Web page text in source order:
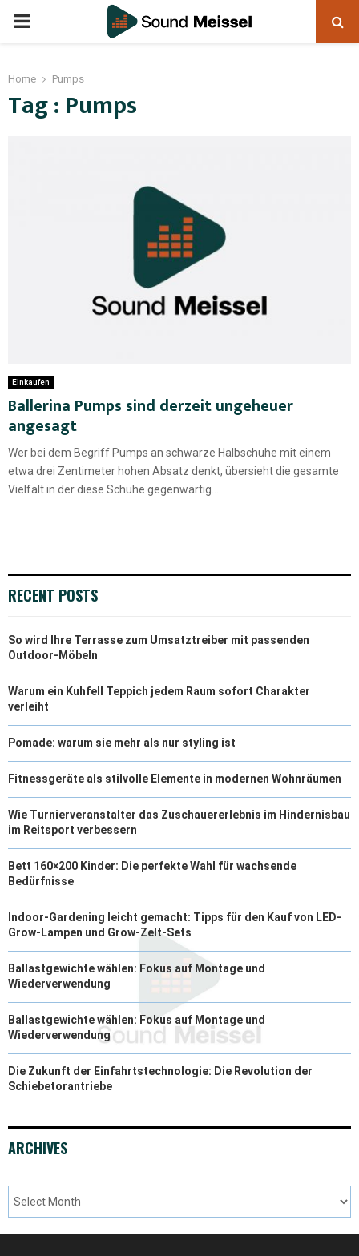
Home Pumps
Tag : Pumps
Einkaufen
Ballerina Pumps sind derzeit ungeheuer
angesagt
Wer bei dem Begriff Pumps an schwarze Halbschuhe mit einem
etwa drei Zentimeter hohen Absatz denkt, übersieht die gesamte
Vielfalt in der diese Schuhe gegenwärtig...
RECENT POSTS
So wird Ihre Terrasse zum Umsatztreiber mit passenden
Outdoor-Möbeln
Warum ein Kuhfell Teppich jedem Raum sofort Charakter
verleiht
Pomade: warum sie mehr als nur styling ist
Fitnessgeräte als stilvolle Elemente in modernen Wohnräumen
Wie Turnierveranstalter das Zuschauererlebnis im Hindernisbau
im Reitsport verbessern
Bett 160×200 Kinder: Die perfekte Wahl für wachsende
Bedürfnisse
Indoor-Gardening leicht gemacht: Tipps für den Kauf von LED-
Grow-Lampen und Grow-Zelt-Sets
Ballastgewichte wählen: Fokus auf Montage und
Wiederverwendung
Ballastgewichte wählen: Fokus auf Montage und
Wiederverwendung
Die Zukunft der Einfahrtstechnologie: Die Revolution der
Schiebetorantriebe
ARCHIVES